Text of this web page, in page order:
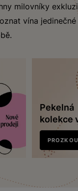
milovníky
vína
Pekelná
kolekce